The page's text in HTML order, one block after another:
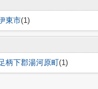
東市(1)
柄下郡湯河原町(1)